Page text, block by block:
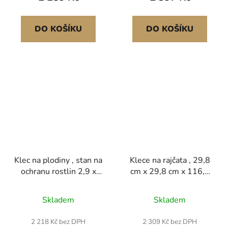
protiskluzovými
výstupky pro pěstování
popínavých rostlin,
DO KOŠÍKU
vyvýšený záhon, síť na
rajčata pro zahradu,
terasu, trávník Klec na
DO KOŠÍKU
Klec na plodiny , stan na
ochranu rostlin 2,9 x
na zip, větruvzdorná
vysoká klec na plodiny,
snadná instalace,
Skladem
2 218 Kč bez DPH
Klece na rajčata , 29,8
cm x 29,8 cm x 116,1
čtvercových klecí na
podporu rostlin, zelené
ocelové věže na rajčata
Skladem
2 309 Kč bez DPH